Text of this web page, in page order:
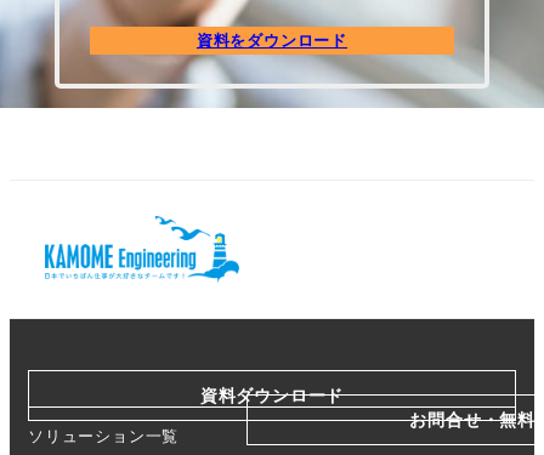
資料をダウンロード
資料ダウンロード
お問合せ・無料
ソリューション一覧